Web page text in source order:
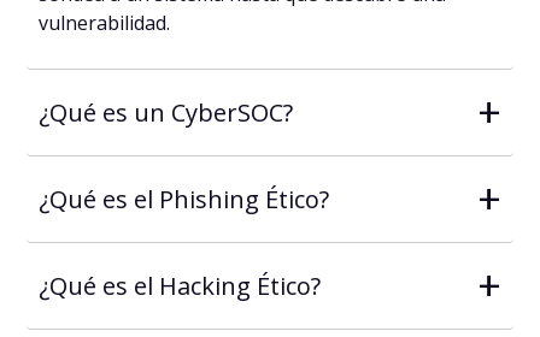
vulnerabilidad.
¿Qué es un CyberSOC? +
¿Qué es el Phishing Ético? +
¿Qué es el Hacking Ético? +